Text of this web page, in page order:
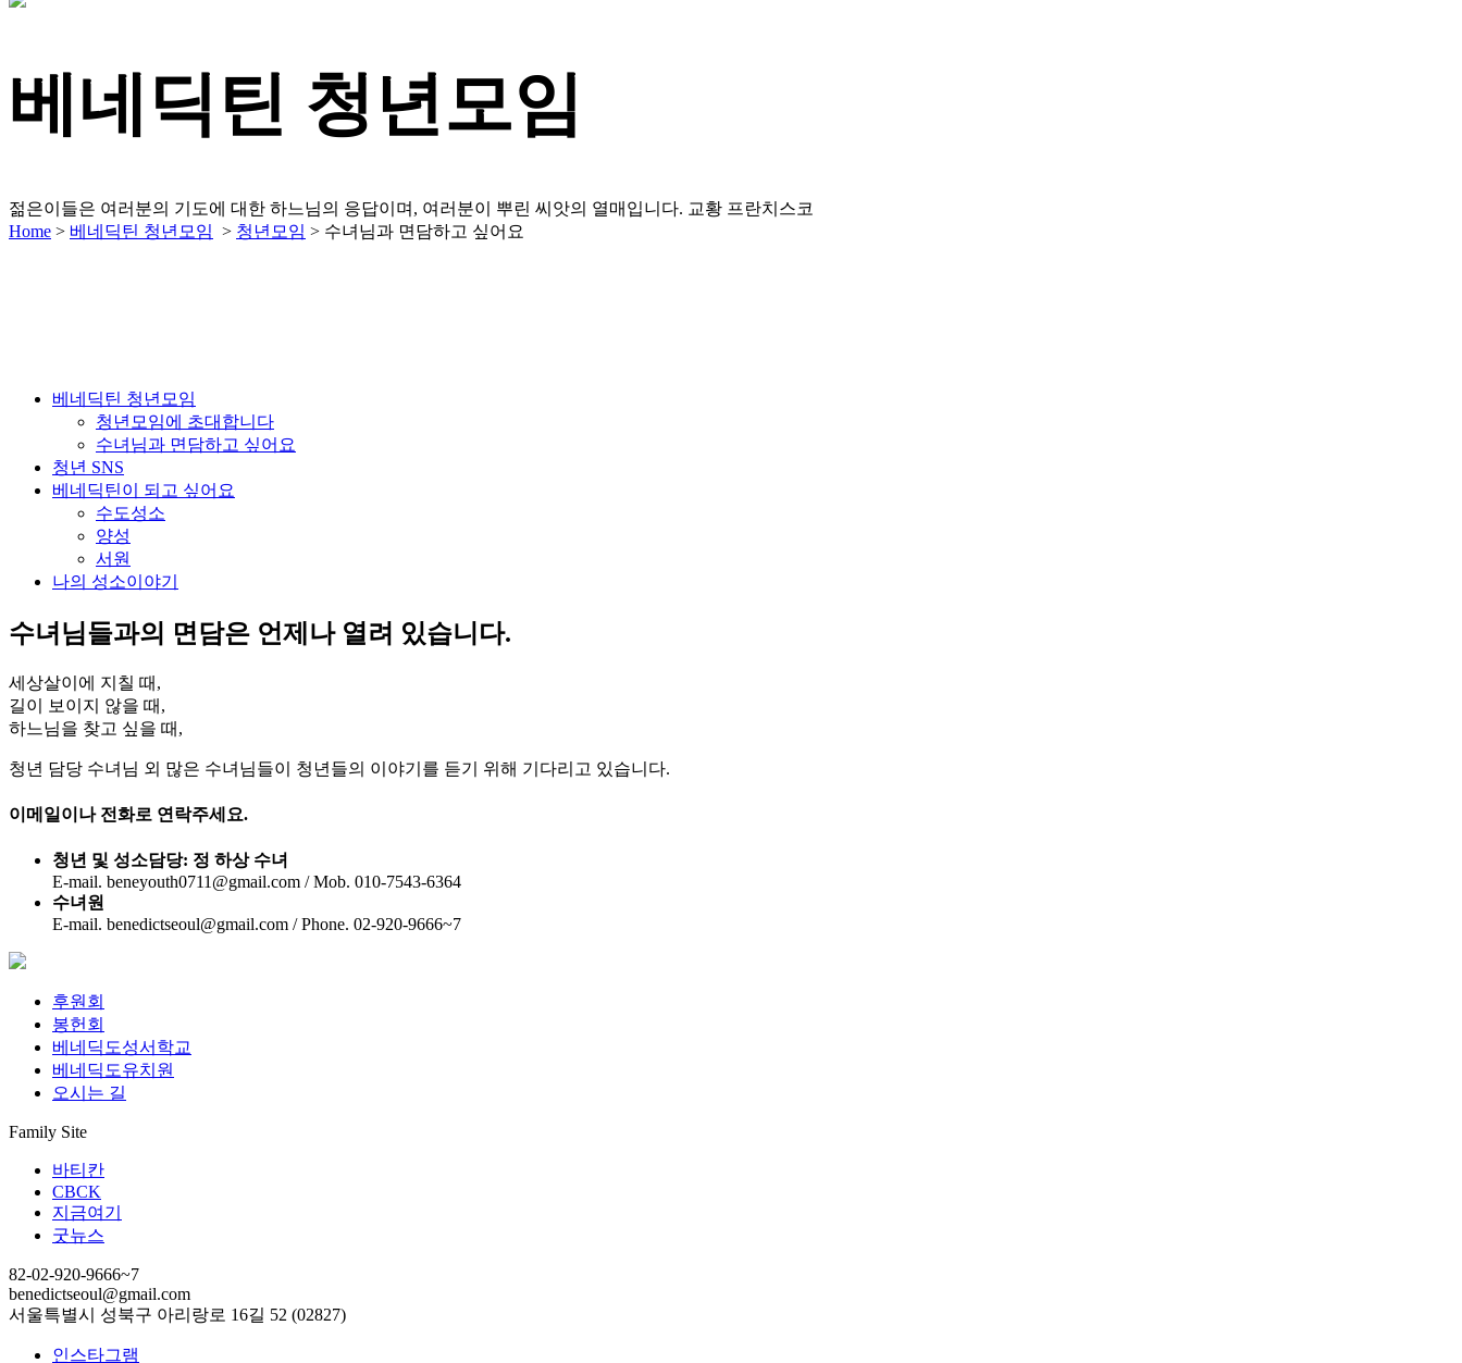
베네딕틴 청년모임
젊은이들은 여러분의 기도에 대한 하느님의 응답이며, 여러분이 뿌린 씨앗의 열매입니다. 교황 프란치스코
Home > 베네딕틴 청년모임 > 청년모임 > 수녀님과 면담하고 싶어요
베네딕틴 청년모임
청년모임에 초대합니다
수녀님과 면담하고 싶어요
청년 SNS
베네딕틴이 되고 싶어요
수도성소
양성
서원
나의 성소이야기
수녀님들과의 면담은 언제나 열려 있습니다.
세상살이에 지칠 때,
길이 보이지 않을 때,
하느님을 찾고 싶을 때,
청년 담당 수녀님 외 많은 수녀님들이 청년들의 이야기를 듣기 위해 기다리고 있습니다.
이메일이나 전화로 연락주세요.
청년 및 성소담당: 정 하상 수녀
E-mail. beneyouth0711@gmail.com / Mob. 010-7543-6364
수녀원
E-mail. benedictseoul@gmail.com / Phone. 02-920-9666~7
후원회
봉헌회
베네딕도성서학교
베네딕도유치원
오시는 길
Family Site
바티칸
CBCK
지금여기
굿뉴스
82-02-920-9666~7
benedictseoul@gmail.com
서울특별시 성북구 아리랑로 16길 52 (02827)
인스타그램